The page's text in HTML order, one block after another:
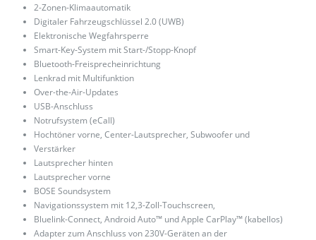
2-Zonen-Klimaautomatik
Digitaler Fahrzeugschlüssel 2.0 (UWB)
Elektronische Wegfahrsperre
Smart-Key-System mit Start-/Stopp-Knopf
Bluetooth-Freisprecheinrichtung
Lenkrad mit Multifunktion
Over-the-Air-Updates
USB-Anschluss
Notrufsystem (eCall)
Hochtöner vorne, Center-Lautsprecher, Subwoofer und
Verstärker
Lautsprecher hinten
Lautsprecher vorne
BOSE Soundsystem
Navigationssystem mit 12,3-Zoll-Touchscreen,
Bluelink-Connect, Android Auto™ und Apple CarPlay™ (kabellos)
Adapter zum Anschluss von 230V-Geräten an der